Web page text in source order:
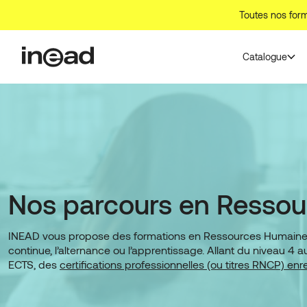
Toutes nos
Catalogue
Nos parcours en
INEAD vous propose des formations en Ressources
continue, l’alternance ou l’apprentissage. Allant du niveau
ECTS, des certifications professionnelles (ou titres RNCP)